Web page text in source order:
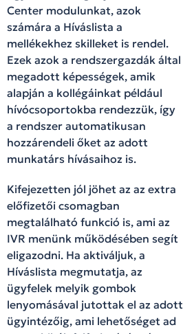
Center modulunkat, azok
számára a Híváslista a
mellékekhez skilleket is rendel.
Ezek azok a rendszergazdák által
megadott képességek, amik
alapján a kollégáinkat például
hívócsoportokba rendezzük, így
a rendszer automatikusan
hozzárendeli őket az adott
munkatárs hívásaihoz is.
Kifejezetten jól jöhet az az extra
előfizetői csomagban
megtalálható funkció is, ami az
IVR menünk működésében segít
eligazodni. Ha aktiváljuk, a
Híváslista megmutatja, az
ügyfelek melyik gombok
lenyomásával jutottak el az adott
ügyintézőig, ami lehetőséget ad